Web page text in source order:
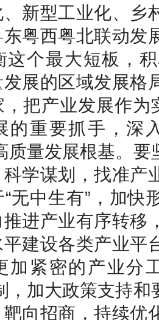
新型工业化、乡
粤西粤北联动发
这个最大短板，
展的区域发展格
把产业发展作为
的重要抓手，深
质量发展根基。
学谋划，找准产
无中生有”，加快
进产业有序转移
建设各类产业平
加紧密的产业分
，加大政策支持
向招商，持续优